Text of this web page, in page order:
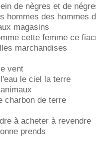
de nègres et de
hommes des hommes
magasins
cette femme ce
marchandises
vent
le ciel la terre
charbon de terre
à acheter à revendre
prends